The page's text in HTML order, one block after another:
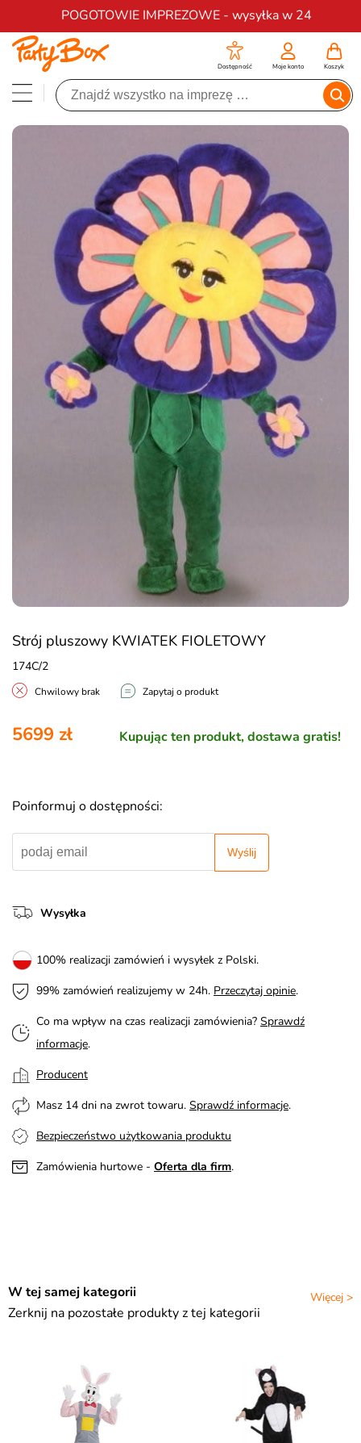
POGOTOWIE IMPREZOWE - wysyłka w 24
Darmowa dostawa na zamówienia od 200 zł
Dostępność Moje konto Koszyk
Strój pluszowy KWIATEK FIOLETOWY
174C/2
Chwilowy brak Zapytaj o produkt
Kupując ten produkt, dostawa gratis!
5699 zł
Poinformuj o dostępności:
Wyślij
Wysyłka
100% realizacji zamówień i wysyłek z Polski.
99% zamówień realizujemy w 24h. Przeczytaj opinie.
Co ma wpływ na czas realizacji zamówienia? Sprawdź
informacje.
Producent
Masz 14 dni na zwrot towaru. Sprawdź informacje.
Bezpieczeństwo użytkowania produktu
Zamówienia hurtowe - Oferta dla firm.
Więcej >
W tej samej kategorii
Zerknij na pozostałe produkty z tej kategorii